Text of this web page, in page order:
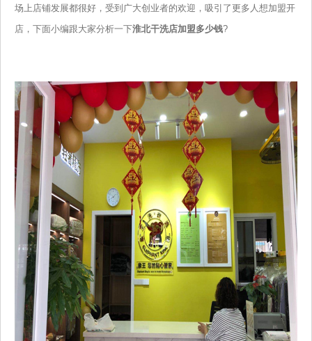
场上店铺发展都很好，受到广大创业者的欢迎，吸引了更多人想加盟开
店，下面小编跟大家分析一下淮北干洗店加盟多少钱?